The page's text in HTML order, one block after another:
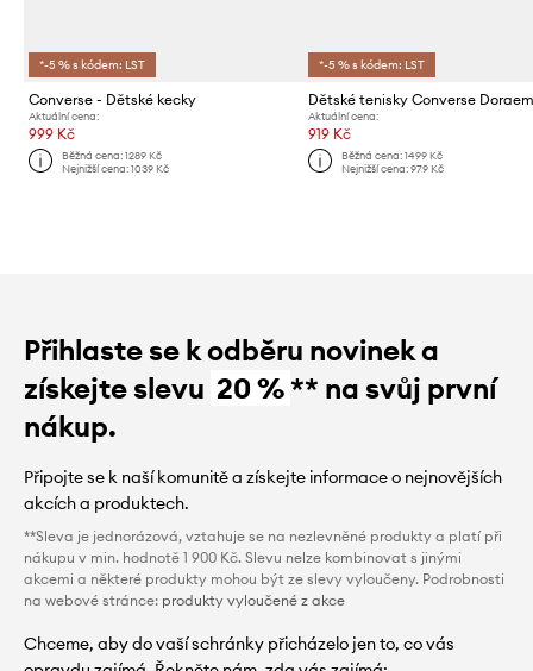
*-5 % s kódem: LST
Converse - Dětské kecky
Aktuální cena:
999 Kč
Běžná cena:1289 Kč
Nejnižší cena:1039 Kč
*-5 % s kódem: LST
Aktuální cena:
919 Kč
Běžná cena: 1499 Kč
Nejnižší cena: 979 Kč
Přihlaste se k odběru novinek a
získejte slevu 20 %** na svůj první
nákup.
Připojte se k naší komunitě a získejte informace o nejnovějších
akcích a produktech.
**Sleva je jednorázová, vztahuje se na nezlevněné produkty a platí při
nákupu v min. hodnotě 1 900 Kč. Slevu nelze kombinovat s jinými
akcemi a některé produkty mohou být ze slevy vyloučeny. Podrobnosti
na webové stránce: produkty vyloučené z akce
Chceme, aby do vaší schránky přicházelo jen to, co vás